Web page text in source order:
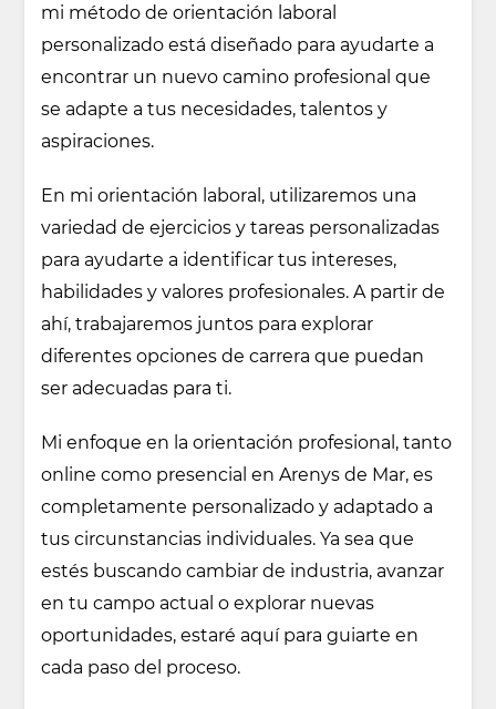
mi método de orientación laboral
personalizado está diseñado para ayudarte a
encontrar un nuevo camino profesional que
se adapte a tus necesidades, talentos y
aspiraciones.
En mi orientación laboral, utilizaremos una
variedad de ejercicios y tareas personalizadas
para ayudarte a identificar tus intereses,
habilidades y valores profesionales. A partir de
ahí, trabajaremos juntos para explorar
diferentes opciones de carrera que puedan
ser adecuadas para ti.
Mi enfoque en la orientación profesional, tanto
online como presencial en Arenys de Mar, es
completamente personalizado y adaptado a
tus circunstancias individuales. Ya sea que
estés buscando cambiar de industria, avanzar
en tu campo actual o explorar nuevas
oportunidades, estaré aquí para guiarte en
cada paso del proceso.